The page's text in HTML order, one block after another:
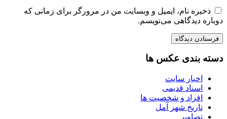
ذخیره نام، ایمیل و وبسایت من در مرورگر برای زمانی که
دوباره دیدگاهی می‌نویسم.
دسته بندی عکس ها
اخبار سایت
اسناد قدیمی
افراد و شخصیت ها
تاریخ شهر آمل
تصاویر